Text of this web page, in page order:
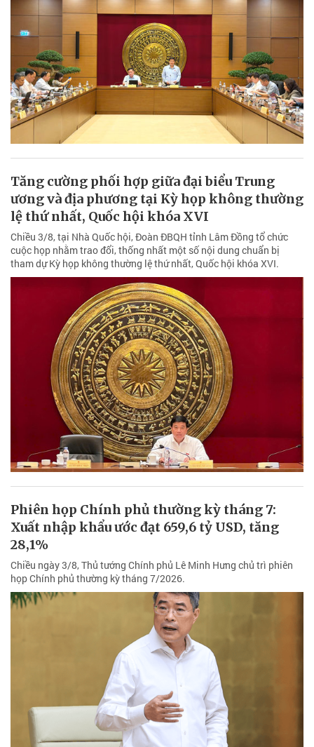
Tăng cường phối hợp giữa đại biểu Trung
ương và địa phương tại Kỳ họp không thường
lệ thứ nhất, Quốc hội khóa XVI
Chiều 3/8, tại Nhà Quốc hội, Đoàn ĐBQH tỉnh Lâm Đồng tổ chức
cuộc họp nhằm trao đổi, thống nhất một số nội dung chuẩn bị
tham dự Kỳ họp không thường lệ thứ nhất, Quốc hội khóa XVI.
Phiên họp Chính phủ thường kỳ tháng 7:
Xuất nhập khẩu ước đạt 659,6 tỷ USD, tăng
28,1%
Chiều ngày 3/8, Thủ tướng Chính phủ Lê Minh Hưng chủ trì phiên
họp Chính phủ thường kỳ tháng 7/2026.